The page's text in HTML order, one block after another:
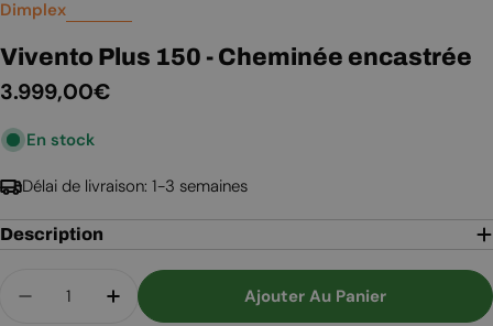
Dimplex
Vivento Plus 150 - Cheminée encastrée
Prix
régulier
3.999,00€
En stock
Délai de livraison: 1-3 semaines
Description
Diminuer La Quantité Pour Vivento Plus 150 -
Augmenter La Quantité Pour Vivento
Ajouter Au Panier